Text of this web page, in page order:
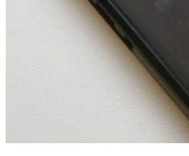
Волгоградские компании
заключены контракты на